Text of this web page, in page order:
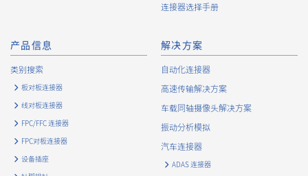
(your company name, department name, position, address,
information, and access logs of the Customers, etc. from. The
Company shall not properly acquire personal information or
acquire personal information by deception or other wrongful
means.
The Company uses cookies and other tracking technologies
(e.g., web beacons) to collect information about your access
history and usage status on this website, including identifiers
such as IP addresses (hereinafter referred to as “cookies”).
information) is collected. Cookie information may be
associated with personal information of Customers’ member
连接器选择手册
产品信息
类别搜索
板对板连接器
线对板连接器
FPC/FFC 连接器
FPC对板连接器
设备插座
解决方案
自动化连接器
高速传输解决方案
车载同轴摄像头解决方案
振动分析模拟
汽车连接器
ADAS 连接器